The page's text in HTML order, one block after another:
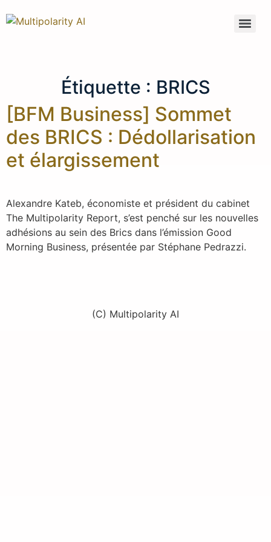
Étiquette : BRICS
[BFM Business] Sommet
des BRICS : Dédollarisation
et élargissement
Alexandre Kateb, économiste et président du cabinet
The Multipolarity Report, s’est penché sur les nouvelles
adhésions au sein des Brics dans l’émission Good
Morning Business, présentée par Stéphane Pedrazzi.
(C) Multipolarity AI